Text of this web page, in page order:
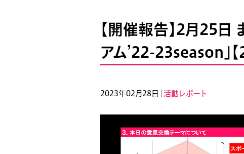
【開催報告】2月25日
アム’22-23season」
2023年02月28日｜ 活動レポート